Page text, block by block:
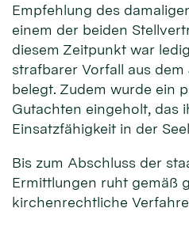
Empfehlung des
einem der beiden
diesem Zeitpunkt war
strafbarer Vorfall aus
belegt. Zudem wurde ein
Gutachten eingeholt, das
Einsatzfähigkeit in der
Bis zum Abschluss der
Ermittlungen ruht gemäß
kirchenrechtliche